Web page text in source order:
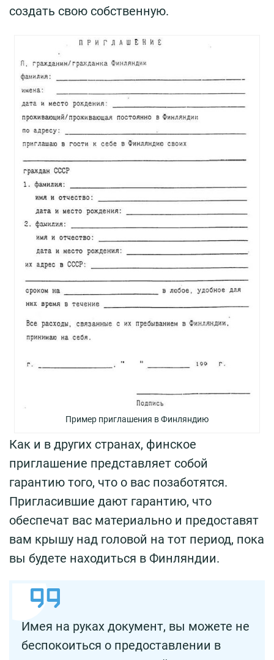
создать свою собственную.
Пример приглашения в Финляндию
Как и в других странах, финское
приглашение представляет собой
гарантию того, что о вас позаботятся.
Пригласившие дают гарантию, что
обеспечат вас материально и предоставят
вам крышу над головой на тот период, пока
вы будете находиться в Финляндии.
Имея на руках документ, вы можете не
беспокоиться о предоставлении в